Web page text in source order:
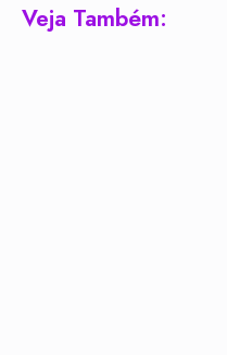
Veja Também: